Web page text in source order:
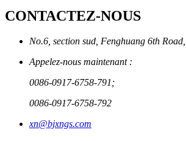
CONTACTEZ-NOUS
No.6, section sud, Fenghuang 6th
Appelez-nous maintenant :
0086-0917-6758-791;
0086-0917-6758-792
xn@bjxngs.com